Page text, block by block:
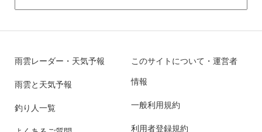
雨雲レーダー・天気予報
雨雲と天気予報
釣り人一覧
このサイトについて・運営者
情報
一般利用規約
利用者登録規約